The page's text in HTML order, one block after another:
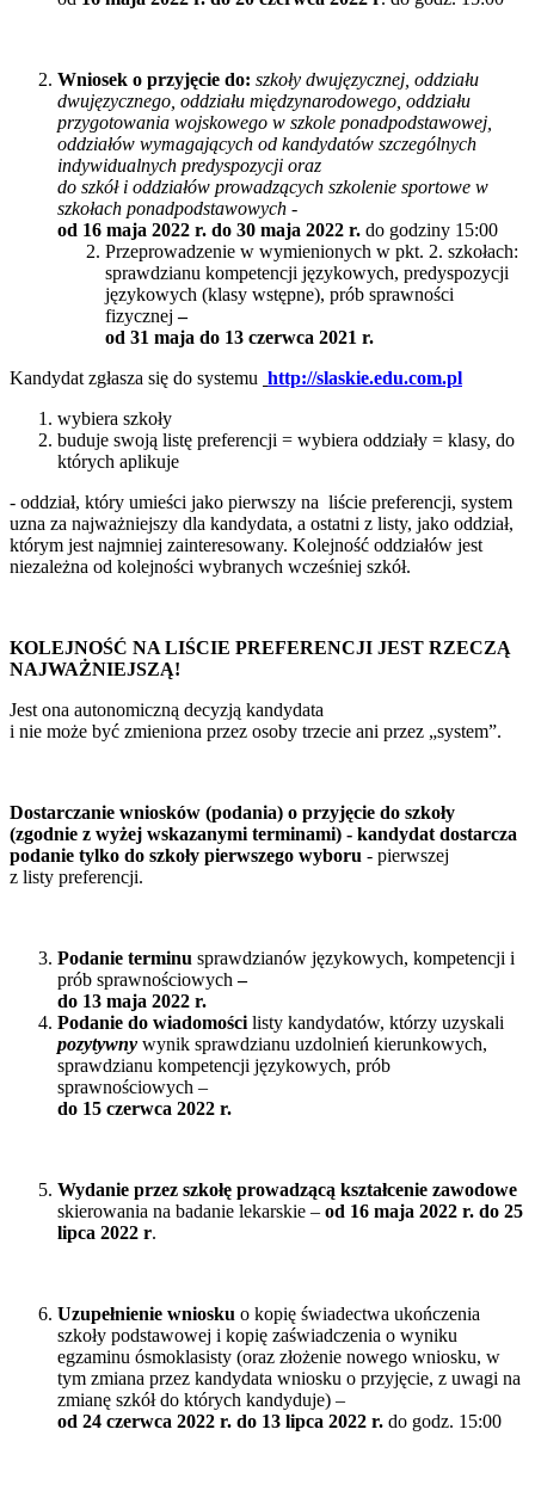
Wniosek o przyjęcie do: szkoły dwujęzycznej, oddziału
dwujęzycznego, oddziału międzynarodowego, oddziału
przygotowania wojskowego w szkole ponadpodstawowej,
oddziałów wymagających od kandydatów szczególnych
indywidualnych predyspozycji oraz
do szkół i oddziałów prowadzących szkolenie sportowe w
szkołach ponadpodstawowych -
od 16 maja 2022 r. do 30 maja 2022 r. do godziny 15:00
Przeprowadzenie w wymienionych w pkt. 2. szkołach:
sprawdzianu kompetencji językowych, predyspozycji
językowych (klasy wstępne), prób sprawności
fizycznej –
od 31 maja do 13 czerwca 2021 r.
Kandydat zgłasza się do systemu http://slaskie.edu.com.pl
wybiera szkoły
buduje swoją listę preferencji = wybiera oddziały = klasy, do
których aplikuje
- oddział, który umieści jako pierwszy na liście preferencji, system
uzna za najważniejszy dla kandydata, a ostatni z listy, jako oddział,
którym jest najmniej zainteresowany. Kolejność oddziałów jest
niezależna od kolejności wybranych wcześniej szkół.
KOLEJNOŚĆ NA LIŚCIE PREFERENCJI JEST RZECZĄ
NAJWAŻNIEJSZĄ!
Jest ona autonomiczną decyzją kandydata
i nie może być zmieniona przez osoby trzecie ani przez „system”.
Dostarczanie wniosków (podania) o przyjęcie do szkoły
(zgodnie z wyżej wskazanymi terminami) - kandydat dostarcza
podanie tylko do szkoły pierwszego wyboru - pierwszej
z listy preferencji.
Podanie terminu sprawdzianów językowych, kompetencji i
prób sprawnościowych–
do 13 maja 2022 r.
Podanie do wiadomościlisty kandydatów, którzy uzyskali
pozytywny wynik sprawdzianu uzdolnień kierunkowych,
sprawdzianu kompetencji językowych, prób
sprawnościowych –
do 15 czerwca 2022 r.
Wydanie przez szkołę prowadzącą kształcenie zawodowe
skierowania na badanie lekarskie – od 16 maja 2022 r. do 25
lipca 2022 r.
Uzupełnienie wniosku o kopię świadectwa ukończenia
szkoły podstawowej i kopię zaświadczenia o wyniku
egzaminu ósmoklasisty (oraz złożenie nowego wniosku, w
tym zmiana przez kandydata wniosku o przyjęcie, z uwagi na
zmianę szkół do których kandyduje) –
od 24 czerwca 2022 r. do 13 lipca 2022 r. do godz. 15:00